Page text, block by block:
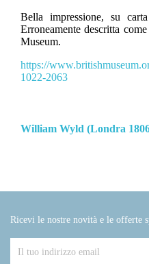
Bella impressione, su
Erroneamente descritta
Museum.
https://
1022-2063
William Wyld (Londra
Ricevi le nostre novità e le offerte